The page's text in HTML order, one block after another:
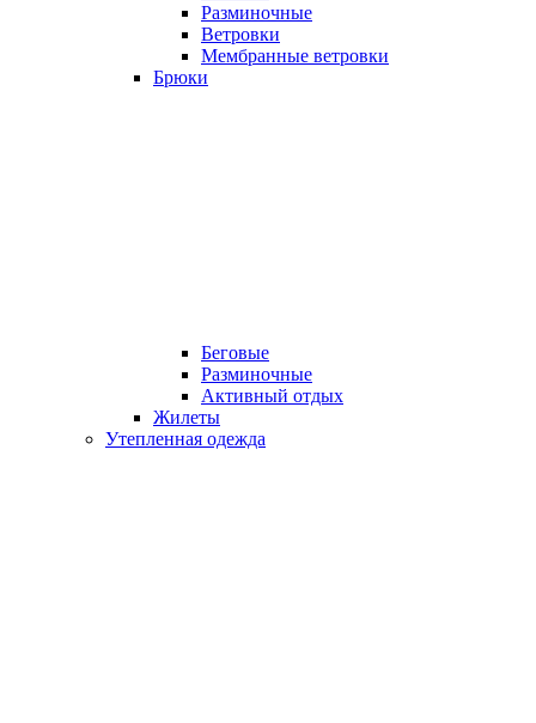
Разминочные
Ветровки
Мембранные ветровки
Брюки
Беговые
Разминочные
Активный отдых
Жилеты
Утепленная одежда